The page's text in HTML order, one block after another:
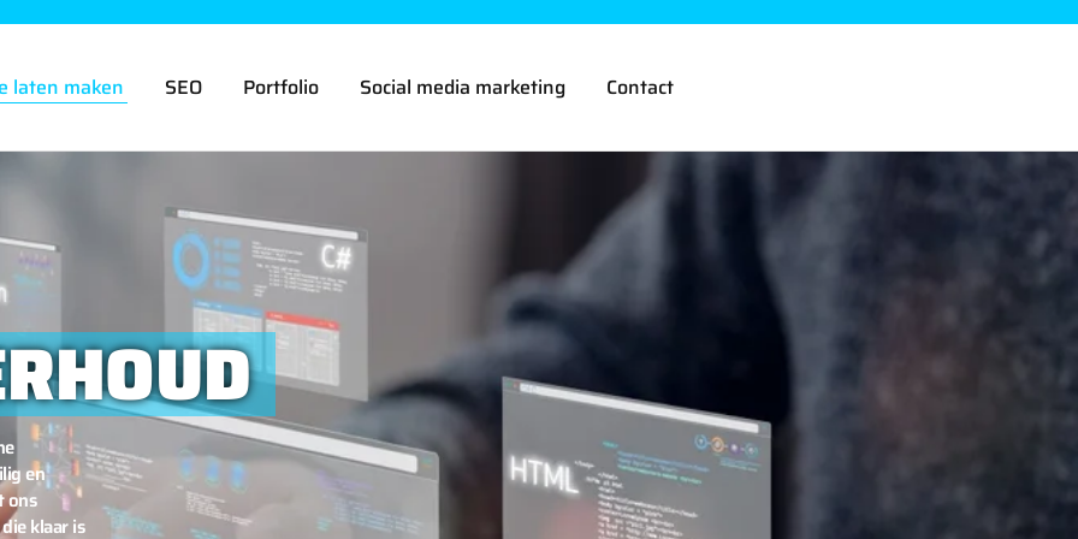
laten maken SEO Portfolio Social media marketing Contact
en
ons
klaar is